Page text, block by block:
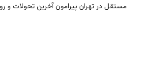
مستقل در تهران پیرامون آخرین تحولات و